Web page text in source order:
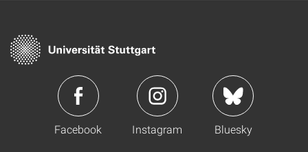
Facebook Instagram Bluesky